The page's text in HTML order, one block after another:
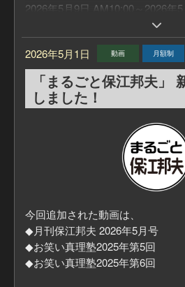
2026年5月9日 AM10:00～2026年
2026年5月31日
■一般販売 申し込み開始
※残席が残っている場合に限りま
2026年6月1日 AM10:00
「月刊保江邦夫」公開収録では
話が聞けることはもちろん、
公開収録終了後には、保江さん
保江さんに直接質問できる機会
公開収録で、あなたの？？？を保
せんか？
【詳細＆お申込み】
2026年5月1日 動画 月額制
「まるごと保江邦夫」
しました！
今回追加された動画は、
◆月刊保江邦夫 2026年5月号
◆お笑い真理塾2025年第5回
◆お笑い真理塾2025年第6回